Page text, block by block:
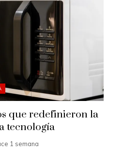
que redefinieron la
tecnología
1 semana